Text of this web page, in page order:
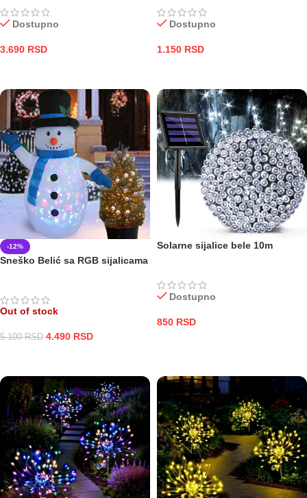
Dostupno
3.690 RSD
Dostupno
1.150 RSD
-12%
Sneško Belić sa RGB sijalicama
Out of stock
5.100RSD 4.490 RSD
Solarne sijalice bele 10m
Dostupno
850 RSD